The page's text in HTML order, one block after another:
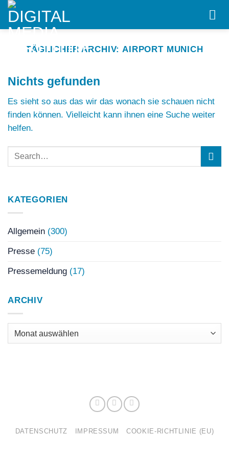
Skip
content
TÄGLICHER ARCHIV:AIRPORT MUNICH
Nichts gefunden
Es sieht so aus das wir das wonach sie schauen nicht
finden können. Vielleicht kann ihnen eine Suche weiter
helfen.
KATEGORIEN
Allgemein (300)
Presse (75)
Pressemeldung (17)
ARCHIV
Archiv
DATENSCHUTZ IMPRESSUM COOKIE-RICHTLINIE (EU)